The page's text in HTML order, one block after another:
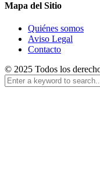
Mapa del Sitio
Quiénes somos
Aviso Legal
Contacto
© 2025 Todos los